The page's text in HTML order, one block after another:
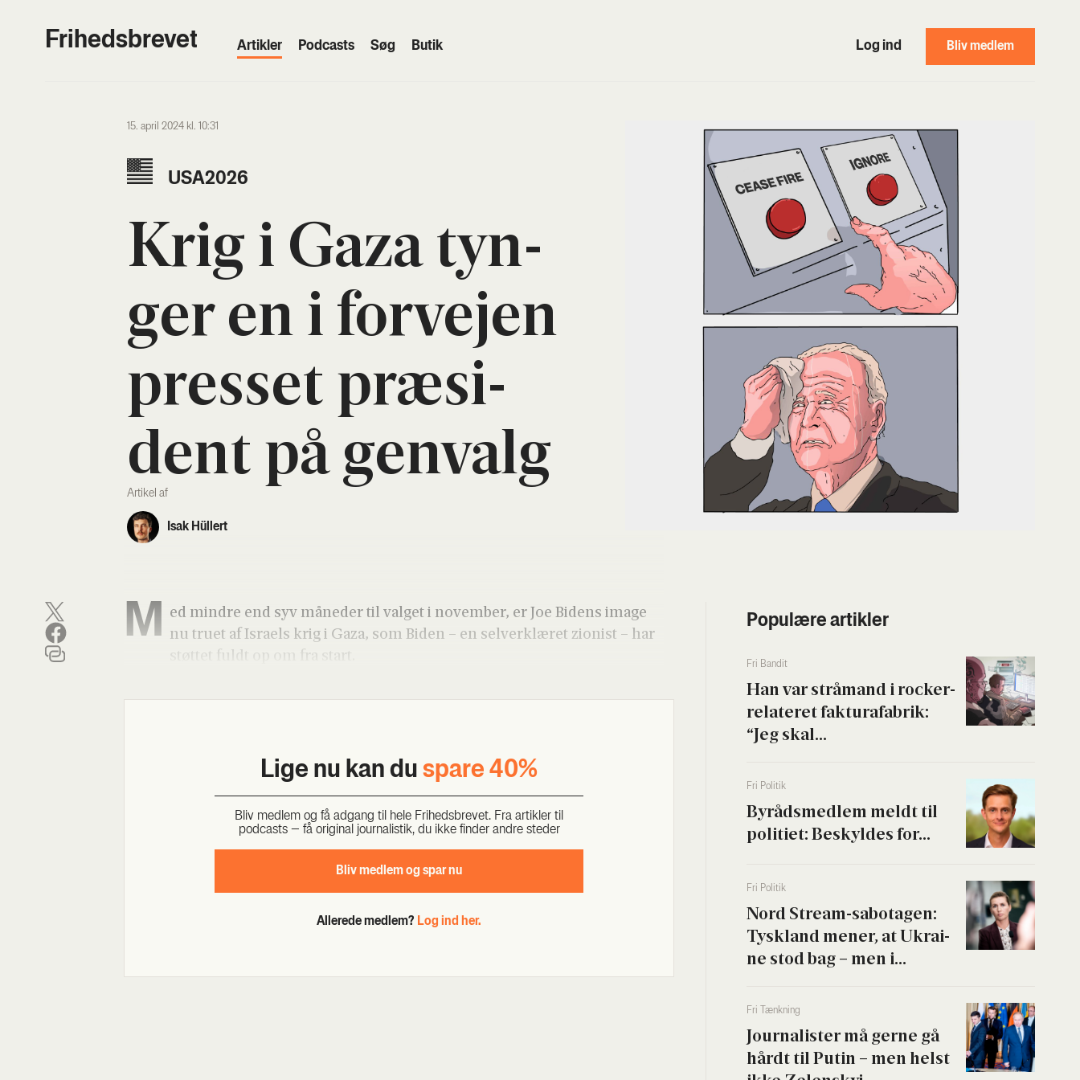
Frihedsbrevet Artik­ler Podcasts Søg Butik Log ind Bliv medlem
15. april 2024 kl. 10:31
USA2026
Krig i Gaza tyn­
ger en i for­vej­en
pres­set præ­si­
dent på gen­valg
Artikel af
Isak Hüllert
M ed min­dre end syv måne­der til val­get i novem­ber, er Joe Bidens ima­ge
nu tru­et af Isra­els krig i Gaza, som Biden – en sel­ver­klæ­ret zio­nist – har
Lige nu kan du spa­re 40%
Bliv med­lem og få adgang til hele Fri­heds­bre­vet. Fra artik­ler til
podcasts – få ori­gi­nal jour­na­li­stik, du ikke fin­der andre ste­der
Bliv med­lem og spar nu
Allerede medlem? Log ind her.
Populære artikler
Fri Ban­dit
Han var strå­mand i rock­er­
re­la­te­ret fak­tura­fa­brik:
“Jeg skal...
Fri Poli­tik
Byrå­ds­med­lem meldt til
poli­ti­et: Beskyl­des for...
Fri Poli­tik
Nord Stream-sabo­ta­gen:
Tys­kland mener, at Ukrai­
ne stod bag – men i...
Fri Tænk­ning
Jour­na­li­ster må ger­ne gå
hårdt til Putin – men helst